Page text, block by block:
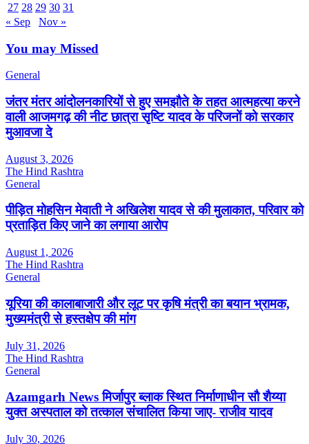
27 28 29 30 31
« Sep
Nov »
You may Missed
General
जंतर मंतर आंदोलनकारियों से हुए समझौते के तहत आत्महत्या करने
वाली आजमगढ़ की नीट छात्रा सृष्टि यादव के परिजनों को सरकार
मुआवजा दे
August 3, 2026
The Hind Rashtra
General
पीड़ित मोहसिन मेवाती ने अखिलेश यादव से की मुलाकात, परिवार को
प्रताड़ित किए जाने का लगाया आरोप
August 1, 2026
The Hind Rashtra
General
यूरिया की कालाबाजारी और लूट पर कृषि मंत्री का बयान भ्रामक,
मुख्यमंत्री से हस्तक्षेप की मांग
July 31, 2026
The Hind Rashtra
General
Azamgarh News मिर्जापुर ब्लाक स्थित निर्माणाधीन सौ शैय्या
युक्त अस्पताल को तत्काल संचालित किया जाए- राजीव यादव
July 30, 2026